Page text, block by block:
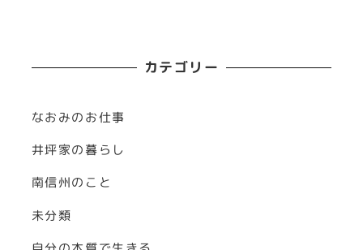
カテゴリー
なおみのお仕事
井坪家の暮らし
南信州のこと
未分類